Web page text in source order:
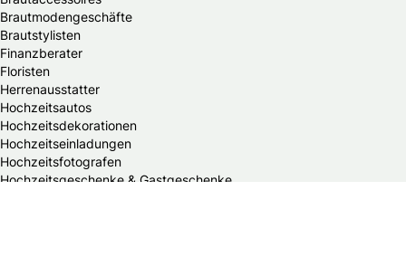
Brautmodengeschäfte
Brautstylisten
Finanzberater
Floristen
Herrenausstatter
Hochzeitsautos
Hochzeitsdekorationen
Hochzeitseinladungen
Hochzeitsfotografen
Hochzeitsgeschenke & Gastgeschenke